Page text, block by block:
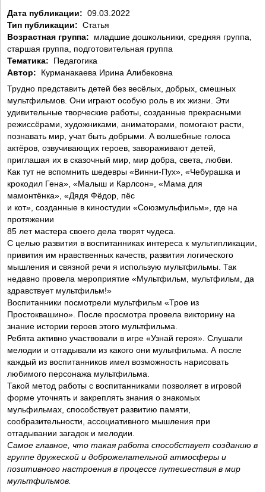
Дата публикации: 09.03.2022
Тип публикации: Статья
Возрастная группа:
младшие дошкольники, средняя группа,
старшая группа, подготовительная группа
Тематика:
Педагогика
Автор:
Курманакаева Ирина Алибековна
Трудно представить детей без весёлых, добрых, смешных
мультфильмов. Они играют особую роль в их жизни. Эти
удивительные творческие работы, созданные прекрасными
режиссёрами, художниками, аниматорами, помогают расти,
познавать мир, учат быть добрыми. А волшебные голоса
актёров, озвучивающих героев, завораживают детей,
приглашая их в сказочный мир, мир добра, света, любви.
Как тут не вспомнить шедевры «Винни-Пух», «Чебурашка и
крокодил Гена», «Малыш и Карлсон», «Мама для
мамонтёнка», «Дядя Фёдор, пёс
и кот», созданные в киностудии «Союзмульфильм», где на
протяжении
85 лет мастера своего дела творят чудеса.
С целью развития в воспитанниках интереса к мультипликации,
привития им нравственных качеств, развития логического
мышления и связной речи я использую мультфильмы. Так
недавно провела мероприятие «Мультфильм, мультфильм, да
здравствует мультфильм!»
Воспитанники посмотрели мультфильм «Трое из
Простоквашино». После просмотра провела викторину на
знание истории героев этого мультфильма.
Ребята активно участвовали в игре «Узнай героя». Слушали
мелодии и отгадывали из какого они мультфильма. А после
каждый из воспитанников имел возможность нарисовать
любимого персонажа мультфильма.
Такой метод работы с воспитанниками позволяет в игровой
форме уточнять и закреплять знания о знакомых
мульфильмах, способствует развитию памяти,
сообразительности, ассоциативного мышления при
отгадывании загадок и мелодии.
Самое главное, что такая работа способствует созданию в
группе дружеской и доброжелательной атмосферы и
позитивного настроения в процессе путешествия в мир
мультфильмов.